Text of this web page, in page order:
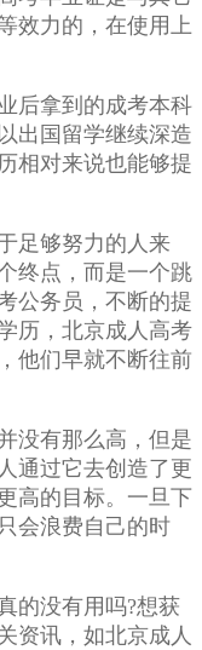
效力的，在使用上
拿到的成考本科
出国留学继续深造
相对来说也能够提
够努力的人来
终点，而是一个跳
公务员，不断的提
历，北京成人高考
他们早就不断往前
有那么高，但是
通过它去创造了更
高的目标。一旦下
会浪费自己的时
没有用吗?想获
资讯，如北京成人